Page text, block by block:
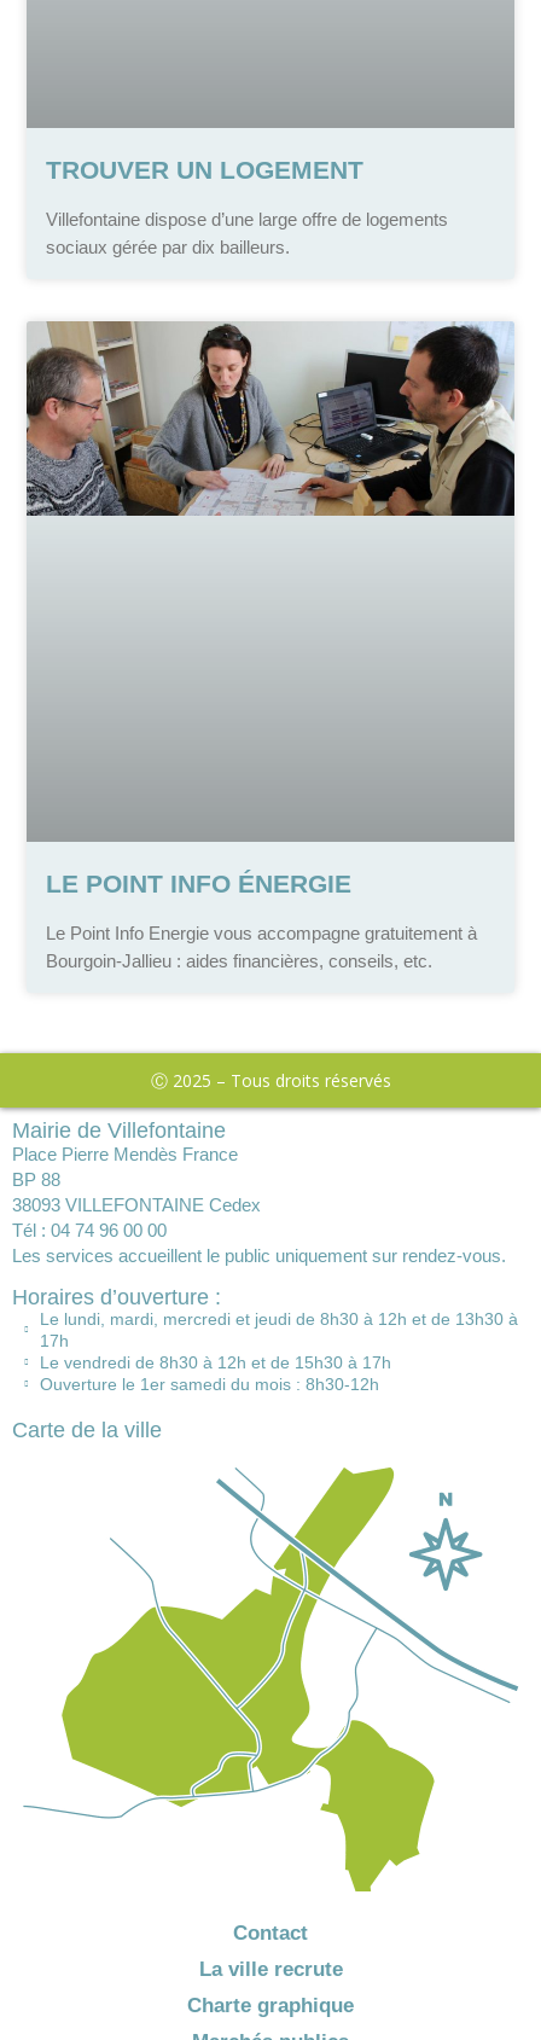
TROUVER UN LOGEMENT
Villefontaine dispose d’une large offre de logements
sociaux gérée par dix bailleurs.
LE POINT INFO ÉNERGIE
Le Point Info Energie vous accompagne gratuitement à
Bourgoin-Jallieu : aides financières, conseils, etc.
Ⓒ 2025 – Tous droits réservés
Mairie de Villefontaine
Place Pierre Mendès France
BP 88
38093 VILLEFONTAINE Cedex
Tél : 04 74 96 00 00
Les services accueillent le public uniquement sur rendez-vous.
Horaires d’ouverture :
Le lundi, mardi, mercredi et jeudi de 8h30 à 12h et de 13h30 à
17h
Le vendredi de 8h30 à 12h et de 15h30 à 17h
Ouverture le 1er samedi du mois : 8h30-12h
Carte de la ville
Contact
La ville recrute
Charte graphique